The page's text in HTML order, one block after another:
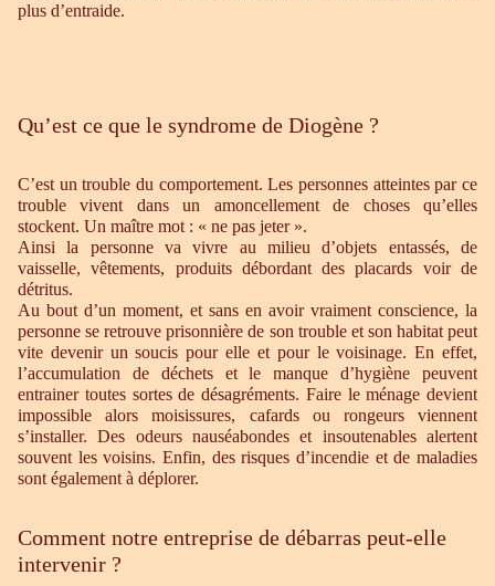
plus d’entraide.
Qu’est ce que le syndrome de Diogène ?
C’est un trouble du comportement. Les personnes atteintes par ce
trouble vivent dans un amoncellement de choses qu’elles
stockent. Un maître mot : « ne pas jeter ».
Ainsi la personne va vivre au milieu d’objets entassés, de
vaisselle, vêtements, produits débordant des placards voir de
détritus.
Au bout d’un moment, et sans en avoir vraiment conscience, la
personne se retrouve prisonnière de son trouble et son habitat peut
vite devenir un soucis pour elle et pour le voisinage. En effet,
l’accumulation de déchets et le manque d’hygiène peuvent
entrainer toutes sortes de désagréments. Faire le ménage devient
impossible alors moisissures, cafards ou rongeurs viennent
s’installer. Des odeurs nauséabondes et insoutenables alertent
souvent les voisins. Enfin, des risques d’incendie et de maladies
sont également à déplorer.
Comment notre entreprise de débarras peut-elle
intervenir ?